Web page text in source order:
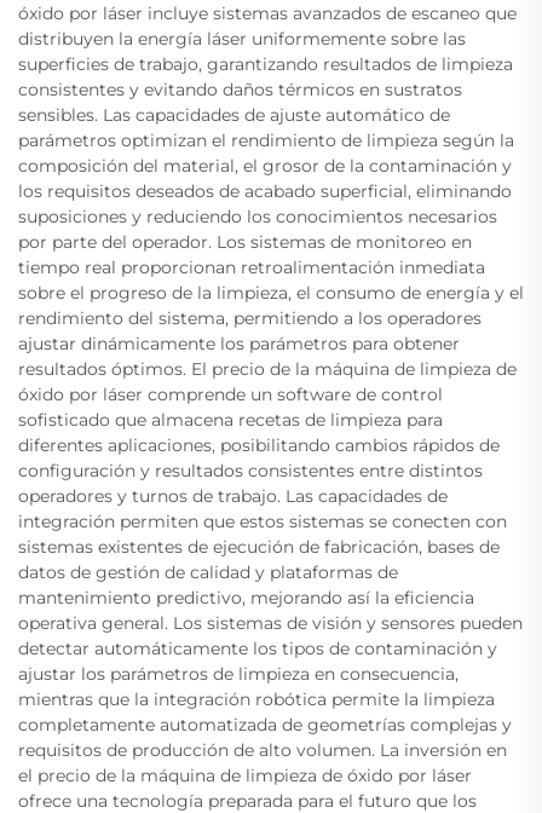
óxido por láser incluye sistemas avanzados de escaneo que
distribuyen la energía láser uniformemente sobre las
superficies de trabajo, garantizando resultados de limpieza
consistentes y evitando daños térmicos en sustratos
sensibles. Las capacidades de ajuste automático de
parámetros optimizan el rendimiento de limpieza según la
composición del material, el grosor de la contaminación y
los requisitos deseados de acabado superficial, eliminando
suposiciones y reduciendo los conocimientos necesarios
por parte del operador. Los sistemas de monitoreo en
tiempo real proporcionan retroalimentación inmediata
sobre el progreso de la limpieza, el consumo de energía y el
rendimiento del sistema, permitiendo a los operadores
ajustar dinámicamente los parámetros para obtener
resultados óptimos. El precio de la máquina de limpieza de
óxido por láser comprende un software de control
sofisticado que almacena recetas de limpieza para
diferentes aplicaciones, posibilitando cambios rápidos de
configuración y resultados consistentes entre distintos
operadores y turnos de trabajo. Las capacidades de
integración permiten que estos sistemas se conecten con
sistemas existentes de ejecución de fabricación, bases de
datos de gestión de calidad y plataformas de
mantenimiento predictivo, mejorando así la eficiencia
operativa general. Los sistemas de visión y sensores pueden
detectar automáticamente los tipos de contaminación y
ajustar los parámetros de limpieza en consecuencia,
mientras que la integración robótica permite la limpieza
completamente automatizada de geometrías complejas y
requisitos de producción de alto volumen. La inversión en
el precio de la máquina de limpieza de óxido por láser
ofrece una tecnología preparada para el futuro que los